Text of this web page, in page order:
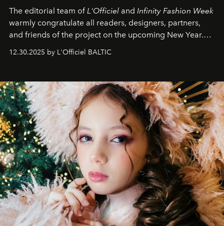
The editorial team ofL'Officiel and Infinity Fashion Week
warmly congratulate all readers, designers, partners,
and friends of the project on the upcoming New Year.
May 2026 bring growth, inspiration, bold ideas, and new
achievements.
12.30.2025 by L'Officiel BALTIC